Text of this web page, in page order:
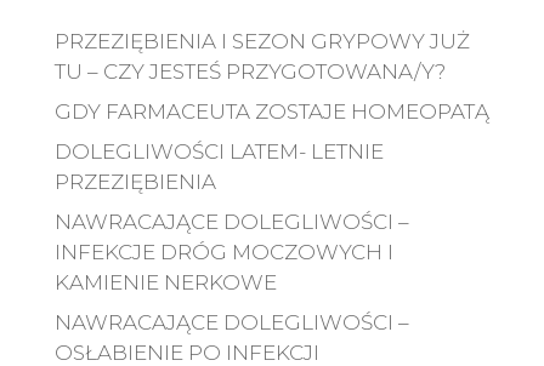
PRZEZIĘBIENIA I SEZON GRYPOWY JUŻ
TU – CZY JESTEŚ PRZYGOTOWANA/Y?
GDY FARMACEUTA ZOSTAJE HOMEOPATĄ
DOLEGLIWOŚCI LATEM- LETNIE
PRZEZIĘBIENIA
NAWRACAJĄCE DOLEGLIWOŚCI –
INFEKCJE DRÓG MOCZOWYCH I
KAMIENIE NERKOWE
NAWRACAJĄCE DOLEGLIWOŚCI –
OSŁABIENIE PO INFEKCJI